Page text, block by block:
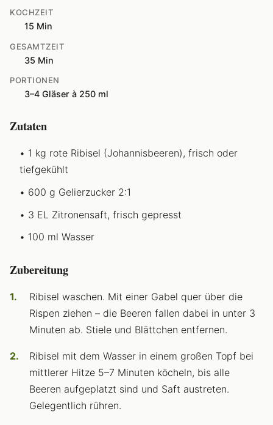
KOCHZEIT
15 Min
GESAMTZEIT
35 Min
PORTIONEN
3–4 Gläser à 250 ml
Zutaten
1 kg rote Ribisel (Johannisbeeren), frisch oder
tiefgekühlt
600 g Gelierzucker 2:1
3 EL Zitronensaft, frisch gepresst
100 ml Wasser
Zubereitung
Ribisel waschen. Mit einer Gabel quer über die
Rispen ziehen – die Beeren fallen dabei in unter 3
Minuten ab. Stiele und Blättchen entfernen.
Ribisel mit dem Wasser in einem großen Topf bei
mittlerer Hitze 5–7 Minuten köcheln, bis alle
Beeren aufgeplatzt sind und Saft austreten.
Gelegentlich rühren.